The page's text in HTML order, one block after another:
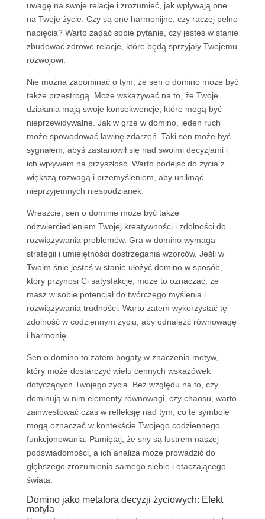
uwagę na swoje relacje i zrozumieć, jak wpływają one
na Twoje życie. Czy są one harmonijne, czy raczej pełne
napięcia? Warto zadać sobie pytanie, czy jesteś w stanie
zbudować zdrowe relacje, które będą sprzyjały Twojemu
rozwojowi.
Nie można zapominać o tym, że sen o domino może być
także przestrogą. Może wskazywać na to, że Twoje
działania mają swoje konsekwencje, które mogą być
nieprzewidywalne. Jak w grze w domino, jeden ruch
może spowodować lawinę zdarzeń. Taki sen może być
sygnałem, abyś zastanowił się nad swoimi decyzjami i
ich wpływem na przyszłość. Warto podejść do życia z
większą rozwagą i przemyśleniem, aby uniknąć
nieprzyjemnych niespodzianek.
Wreszcie, sen o dominie może być także
odzwierciedleniem Twojej kreatywności i zdolności do
rozwiązywania problemów. Gra w domino wymaga
strategii i umiejętności dostrzegania wzorców. Jeśli w
Twoim śnie jesteś w stanie ułożyć domino w sposób,
który przynosi Ci satysfakcję, może to oznaczać, że
masz w sobie potencjał do twórczego myślenia i
rozwiązywania trudności. Warto zatem wykorzystać tę
zdolność w codziennym życiu, aby odnaleźć równowagę
i harmonię.
Sen o domino to zatem bogaty w znaczenia motyw,
który może dostarczyć wielu cennych wskazówek
dotyczących Twojego życia. Bez względu na to, czy
dominują w nim elementy równowagi, czy chaosu, warto
zainwestować czas w refleksję nad tym, co te symbole
mogą oznaczać w kontekście Twojego codziennego
funkcjonowania. Pamiętaj, że sny są lustrem naszej
podświadomości, a ich analiza może prowadzić do
głębszego zrozumienia samego siebie i otaczającego
świata.
Domino jako metafora decyzji życiowych: Efekt
motyla